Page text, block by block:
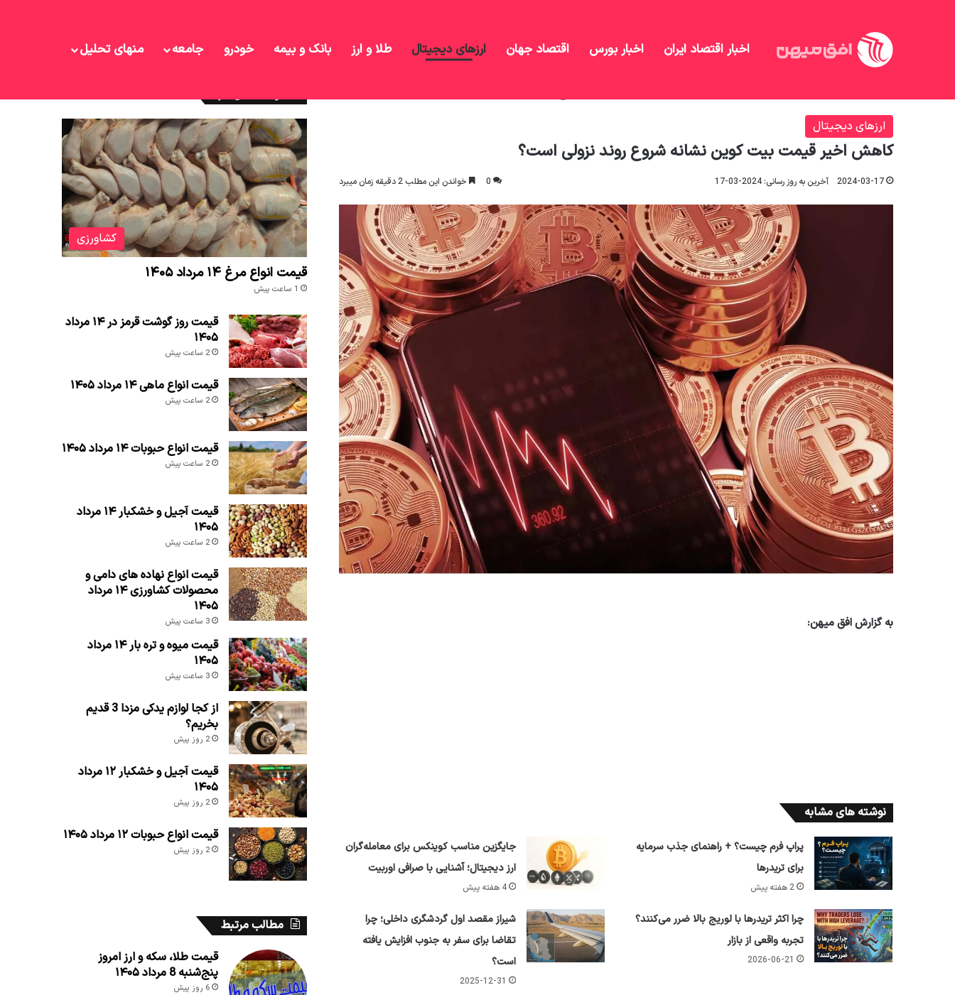
اخبار اقتصاد ایران اخبار بورس اقتصاد جهان ارزهای دیجیتال طلا و ارز بانک و بیمه خودرو جامعه منهای تحلیل
ارزهای دیجیتال
کاهش اخیر قیمت بیت کوین نشانه شروع روند نزولی است؟
2024-03-17 آخرین به روز رسانی: 2024-03-17 0 خواندن این مطلب 2 دقیقه زمان میبرد
به گزارش افق میهن:
نوشته های مشابه
پراپ فرم چیست؟ + راهنمای جذب سرمایه
برای تریدرها
2 هفته پیش
جایگزین مناسب کوینکس برای معامله‌گران
ارز دیجیتال؛ آشنایی با صرافی اوربیت
4 هفته پیش
چرا اکثر تریدرها با لوریج بالا ضرر می‌کنند؟
تجربه واقعی از بازار
2026-06-21
شیراز مقصد اول گردشگری داخلی؛ چرا
تقاضا برای سفر به جنوب افزایش یافته
است؟
2025-12-31
کشاورزی
قیمت انواع مرغ ۱۴ مرداد ۱۴۰۵
1 ساعت پیش
قیمت روز گوشت قرمز در ۱۴ مرداد
۱۴۰۵
2 ساعت پیش
قیمت انواع ماهی ۱۴ مرداد ۱۴۰۵
2 ساعت پیش
قیمت انواع حبوبات ۱۴ مرداد ۱۴۰۵
2 ساعت پیش
قیمت آجیل و خشکبار ۱۴ مرداد
۱۴۰۵
2 ساعت پیش
قیمت انواع نهاده های دامی و
محصولات کشاورزی ۱۴ مرداد
۱۴۰۵
3 ساعت پیش
قیمت میوه و تره بار ۱۴ مرداد
۱۴۰۵
3 ساعت پیش
از کجا لوازم یدکی مزدا 3 قدیم
بخریم؟
2 روز پیش
قیمت آجیل و خشکبار ۱۲ مرداد
۱۴۰۵
2 روز پیش
قیمت انواع حبوبات ۱۲ مرداد ۱۴۰۵
2 روز پیش
مطالب مرتبط
قیمت طلا، سکه و ارز امروز
پنج‌شنبه 8 مرداد ۱۴۰۵
6 روز پیش